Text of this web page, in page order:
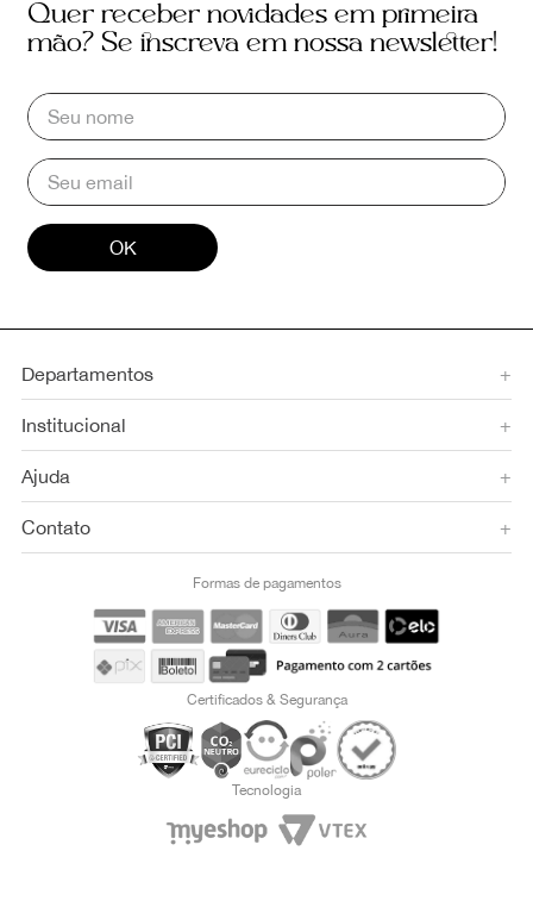
Quer receber novidades em primeira
mão? Se inscreva em nossa newsletter!
OK
Departamentos +
Institucional +
Ajuda +
Contato +
Formas de pagamentos
Certificados & Segurança
Tecnologia